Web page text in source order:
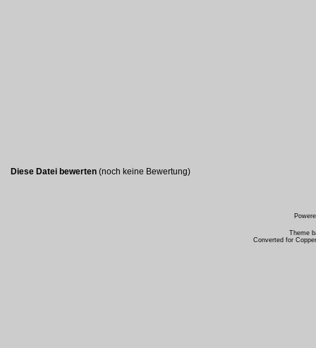
Diese Datei bewerten (noch keine Bewertung)
Theme
Converted for